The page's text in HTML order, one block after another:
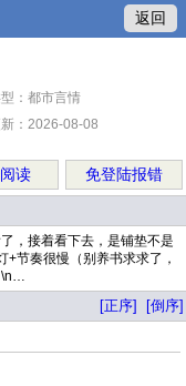
返回
：都市言情
：2026-08-08
读 免登陆报错
，接着看下去，是铺垫不是
节奏很慢（别养书求求了，
\n…
[正序] [倒序]